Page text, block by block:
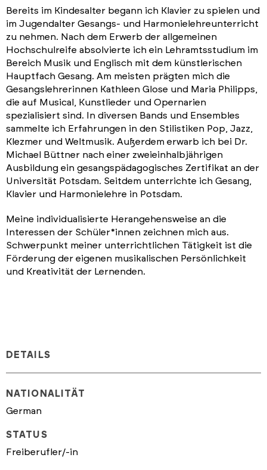
Bereits im Kindesalter begann ich Klavier zu spielen und
im Jugendalter Gesangs- und Harmonielehreunterricht
zu nehmen. Nach dem Erwerb der allgemeinen
Hochschulreife absolvierte ich ein Lehramtsstudium im
Bereich Musik und Englisch mit dem künstlerischen
Hauptfach Gesang. Am meisten prägten mich die
Gesangslehrerinnen Kathleen Glose und Maria Philipps,
die auf Musical, Kunstlieder und Opernarien
spezialisiert sind. In diversen Bands und Ensembles
sammelte ich Erfahrungen in den Stilistiken Pop, Jazz,
Klezmer und Weltmusik. Außerdem erwarb ich bei Dr.
Michael Büttner nach einer zweieinhalbjährigen
Ausbildung ein gesangspädagogisches Zertifikat an der
Universität Potsdam. Seitdem unterrichte ich Gesang,
Klavier und Harmonielehre in Potsdam.
Meine individualisierte Herangehensweise an die
Interessen der Schüler*innen zeichnen mich aus.
Schwerpunkt meiner unterrichtlichen Tätigkeit ist die
Förderung der eigenen musikalischen Persönlichkeit
und Kreativität der Lernenden.
DETAILS
NATIONALITÄT
German
STATUS
Freiberufler/-in